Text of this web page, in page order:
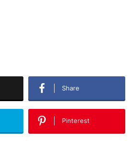
Share
Pinterest